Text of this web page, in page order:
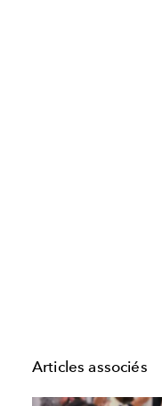
Articles associés